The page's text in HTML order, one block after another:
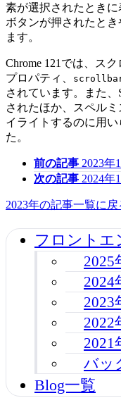
素が選択されたときに
ボタンが押されたと
ます。
Chrome 121では、ス
プロパティ、
されています。また
されたほか、スペル
イライトするのに用
た。
前の記事 2023年
次の記事 2024年
2023年の記事一覧に戻
フロントエ
2025
2024
2023
2022
2021
バッ
Blog一覧